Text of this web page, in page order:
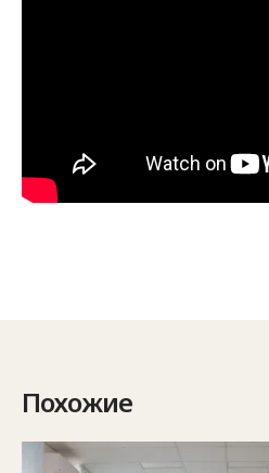
Похожие